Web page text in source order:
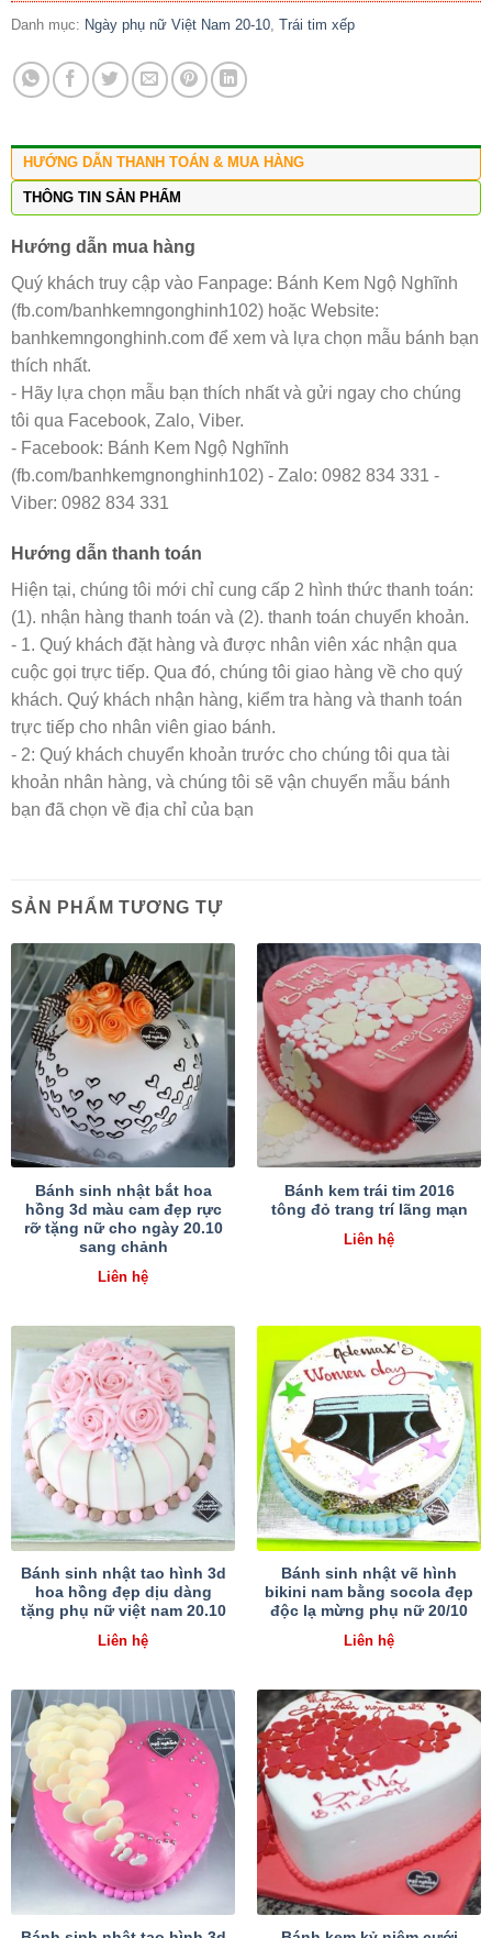
Danh mục: Ngày phụ nữ Việt Nam 20-10, Trái tim xếp
HƯỚNG DẪN THANH TOÁN & MUA HÀNG
THÔNG TIN SẢN PHẨM
Hướng dẫn mua hàng
Quý khách truy cập vào Fanpage: Bánh Kem Ngộ Nghĩnh
(fb.com/banhkemngonghinh102) hoặc Website:
banhkemngonghinh.com để xem và lựa chọn mẫu bánh bạn
thích nhất.
- Hãy lựa chọn mẫu bạn thích nhất và gửi ngay cho chúng
tôi qua Facebook, Zalo, Viber.
- Facebook: Bánh Kem Ngộ Nghĩnh
(fb.com/banhkemgnonghinh102) - Zalo: 0982 834 331 -
Viber: 0982 834 331
Hướng dẫn thanh toán
Hiện tại, chúng tôi mới chỉ cung cấp 2 hình thức thanh toán:
(1). nhận hàng thanh toán và (2). thanh toán chuyển khoản.
- 1. Quý khách đặt hàng và được nhân viên xác nhận qua
cuộc gọi trực tiếp. Qua đó, chúng tôi giao hàng về cho quý
khách. Quý khách nhận hàng, kiểm tra hàng và thanh toán
trực tiếp cho nhân viên giao bánh.
- 2: Quý khách chuyển khoản trước cho chúng tôi qua tài
khoản nhân hàng, và chúng tôi sẽ vận chuyển mẫu bánh
bạn đã chọn về địa chỉ của bạn
SẢN PHẨM TƯƠNG TỰ
Bánh sinh nhật bắt hoa
hồng 3d màu cam đẹp rực
rỡ tặng nữ cho ngày 20.10
sang chảnh
Liên hệ
Bánh kem trái tim 2016
tông đỏ trang trí lãng mạn
Liên hệ
Bánh sinh nhật tao hình 3d
hoa hồng đẹp dịu dàng
tặng phụ nữ việt nam 20.10
Liên hệ
Bánh sinh nhật vẽ hình
bikini nam bằng socola đẹp
độc lạ mừng phụ nữ 20/10
Liên hệ